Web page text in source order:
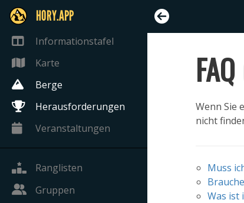
HORY.APP
Informationstafel
Karte
Berge
Herausforderungen
Veranstaltungen
Ranglisten
Gruppen
Wenn Sie
nicht
Muss
Was ist